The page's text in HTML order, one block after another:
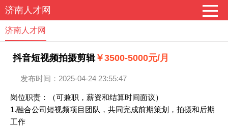
济南人才网
济南人才网
抖音短视频拍摄剪辑￥3500-5000元/月
发布时间：2025-04-24 23:55:47
岗位职责：（可兼职，薪资和结算时间面议）
1.融合公司短视频项目团队，共同完成前期策划，拍摄和后期
工作